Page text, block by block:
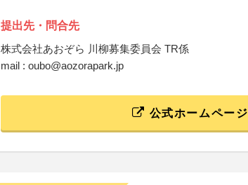
提出先・問合先
株式会社あおぞら 川柳募集委員会 TR係
mail : oubo@aozorapark.jp
公式ホームページ